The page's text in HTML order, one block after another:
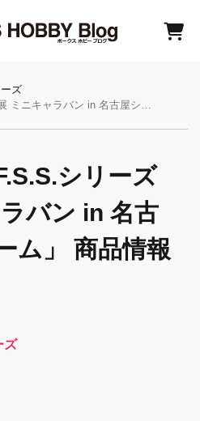
ズ
in 名古屋ショールーム」 商品情報その1！
シリーズ
バン in 名古
ム」 商品情報
ズ